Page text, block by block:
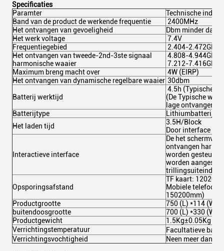
Specificaties
Paramter
Technische index
Band van de product de werkende frequentie
2400MHz
Het ontvangen van gevoeligheid
Dbm minder dan -
Het werk voltage
7.4V
Frequentiegebied
2.404-2.472GHz
Het ontvangen van tweede-2nd-3ste signaal
harmonische waaier
4.808-4.944GHz
7.212-7.416GHz
Maximum breng macht over
4W (EIRP)
Het ontvangen van dynamische regelbare waaier 30dbm
Batterij werktijd
4.5h (Typische
(De Typische
lage
Batterijtype
Lithiumbatterij
Het laden tijd
3.5H/Block
Door interface
Interactieve interface
De het
ontvangen
worden gesteund
worden
trillingsuiteinden.
Opsporingsafstand
TF kaart:
Mobiele telefoon:
150200mm)
Productgrootte
750 (L) *114 (W)
buitendoosgrootte
700 (L) *330 (W)
Productgewicht
1.5Kg±0.05Kg
Verrichtingstemperatuur
Facultatieve
Verrichtingsvochtigheid
Neen meer dan